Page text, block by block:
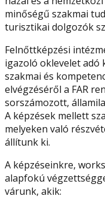
minőségű szakmai
turisztikai dolgozók
Felnőttképzési
igazoló oklevelet adó
szakmai és
elvégzéséről a FAR
sorszámozott,
A képzések mellett
melyeken való
állítunk ki.
A képzéseinkre,
alapfokú
várunk, akik: